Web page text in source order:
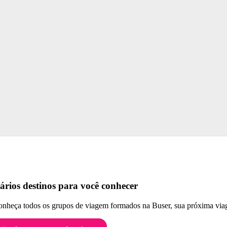
destinos para você conhecer
todos os grupos de viagem formados na Buser, sua próxima